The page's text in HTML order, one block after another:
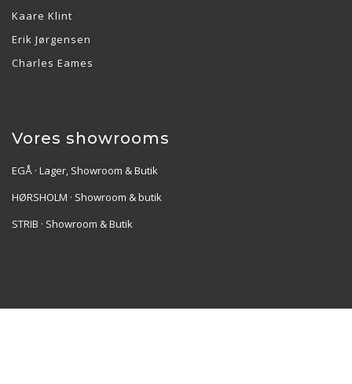
Kaare Klint
Erik Jørgensen
Charles Eames
Vores showrooms
EGÅ · Lager, Showroom & Butik
HØRSHOLM · Showroom & butik
STRIB · Showroom & Butik